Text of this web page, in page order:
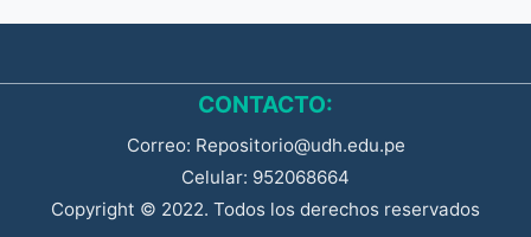
CONTACTO:
Correo: Repositorio@udh.edu.pe
Celular: 952068664
Copyright © 2022. Todos los derechos reservados